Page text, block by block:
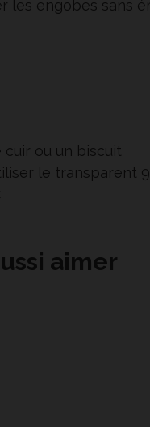
engobes sans
cuir ou un biscuit
le transparent
aimer